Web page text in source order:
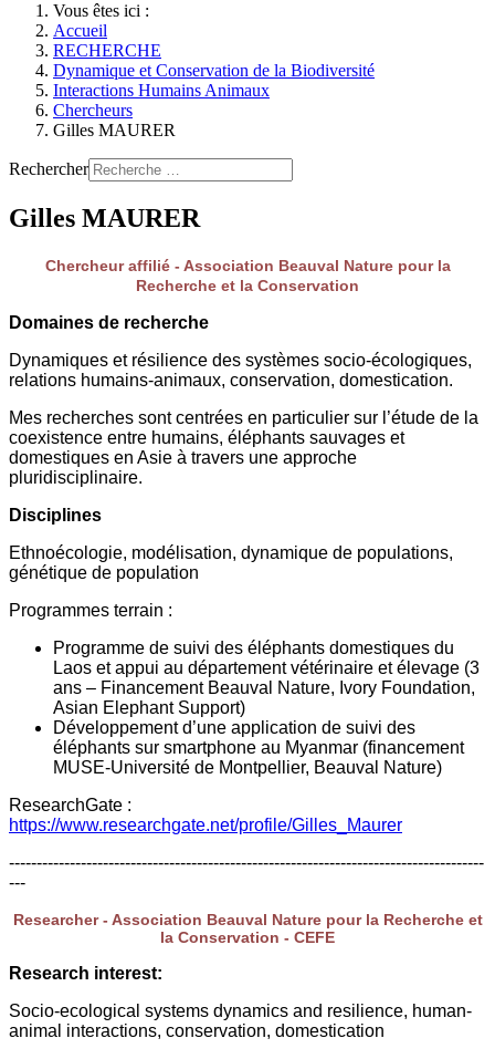
Vous êtes ici :
Accueil
RECHERCHE
Dynamique et Conservation de la Biodiversité
Interactions Humains Animaux
Chercheurs
Gilles MAURER
Rechercher
Gilles MAURER
Chercheur affilié - Association Beauval Nature pour la
Recherche et la Conservation
Domaines de recherche
Dynamiques et résilience des systèmes socio-écologiques,
relations humains-animaux, conservation, domestication.
Mes recherches sont centrées en particulier sur l’étude de la
coexistence entre humains, éléphants sauvages et
domestiques en Asie à travers une approche
pluridisciplinaire.
Disciplines
Ethnoécologie, modélisation, dynamique de populations,
génétique de population
Programmes terrain :
Programme de suivi des éléphants domestiques du
Laos et appui au département vétérinaire et élevage (3
ans – Financement Beauval Nature, Ivory Foundation,
Asian Elephant Support)
Développement d’une application de suivi des
éléphants sur smartphone au Myanmar (financement
MUSE-Université de Montpellier, Beauval Nature)
ResearchGate :
https://www.researchgate.net/profile/Gilles_Maurer
--------------------------------------------------------------------------------------
---
Researcher - Association Beauval Nature pour la Recherche et
la Conservation - CEFE
Research interest:
Socio-ecological systems dynamics and resilience, human-
animal interactions, conservation, domestication